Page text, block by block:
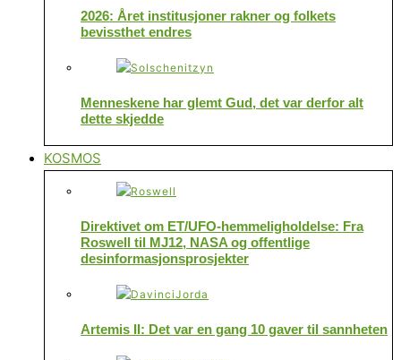
2026: Året institusjoner rakner og folkets
bevissthet endres
Menneskene har glemt Gud, det var derfor alt
dette skjedde
KOSMOS
Direktivet om ET/UFO-hemmeligholdelse: Fra
Roswell til MJ12, NASA og offentlige
desinformasjonsprosjekter
Artemis II: Det var en gang 10 gaver til sannheten